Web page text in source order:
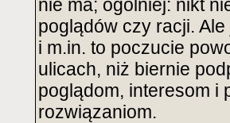
nie ma; ogólniej: nikt
poglądów czy racji.
i m.in. to poczucie
ulicach, niż biernie
poglądom, interesom i
rozwiązaniom.